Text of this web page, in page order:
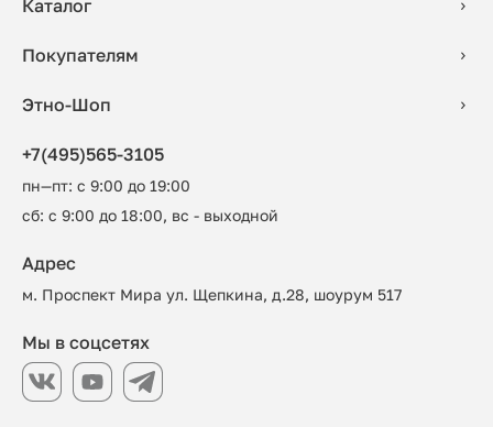
Каталог
Покупателям
Этно-Шоп
+7(495)565-3105
пн—пт: с 9:00 до 19:00
сб: с 9:00 до 18:00, вс - выходной
Адрес
м. Проспект Мира ул. Щепкина, д.28, шоурум 517
Мы в соцсетях